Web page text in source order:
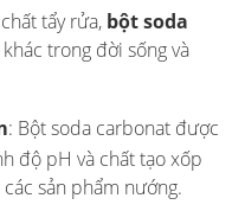
tẩy rửa, bột soda
trong đời sống và
: Bột soda carbonat được
độ pH và chất tạo xốp
sản phẩm nướng.